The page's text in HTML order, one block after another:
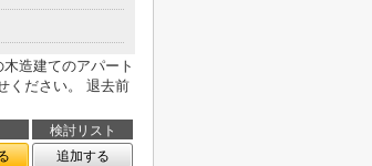
造建てのアパート
ください。 退去前
検討リスト
追加する